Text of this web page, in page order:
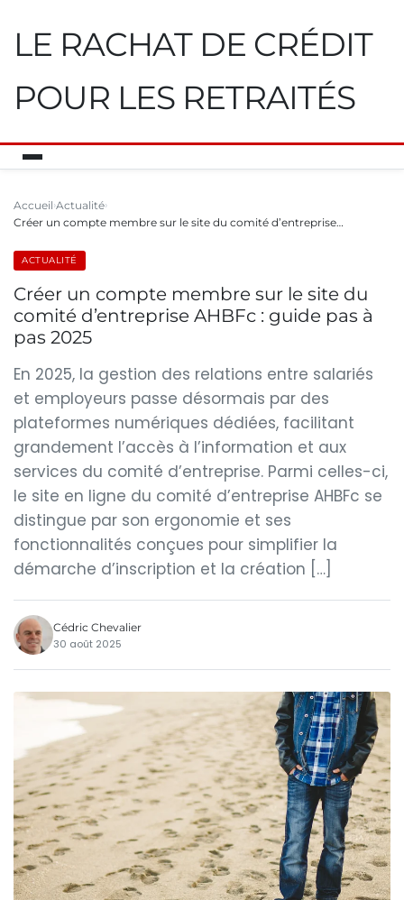
LE RACHAT DE CRÉDIT
POUR LES RETRAITÉS
Accueil Actualité
Créer un compte membre sur le site du comité d’entreprise…
ACTUALITÉ
Créer un compte membre sur le site du
comité d’entreprise AHBFc : guide pas à
pas 2025
En 2025, la gestion des relations entre salariés
et employeurs passe désormais par des
plateformes numériques dédiées, facilitant
grandement l’accès à l’information et aux
services du comité d’entreprise. Parmi celles-ci,
le site en ligne du comité d’entreprise AHBFc se
distingue par son ergonomie et ses
fonctionnalités conçues pour simplifier la
démarche d’inscription et la création […]
Cédric Chevalier
30 août 2025